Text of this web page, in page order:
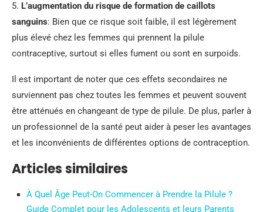
5. L’augmentation du risque de formation de caillots
sanguins: Bien que ce risque soit faible, il est légèrement
plus élevé chez les femmes qui prennent la pilule
contraceptive, surtout si elles fument ou sont en surpoids.
Il est important de noter que ces effets secondaires ne
surviennent pas chez toutes les femmes et peuvent souvent
être atténués en changeant de type de pilule. De plus, parler à
un professionnel de la santé peut aider à peser les avantages
et les inconvénients de différentes options de contraception.
Articles similaires
À Quel Âge Peut-On Commencer à Prendre la Pilule ?
Guide Complet pour les Adolescents et leurs Parents